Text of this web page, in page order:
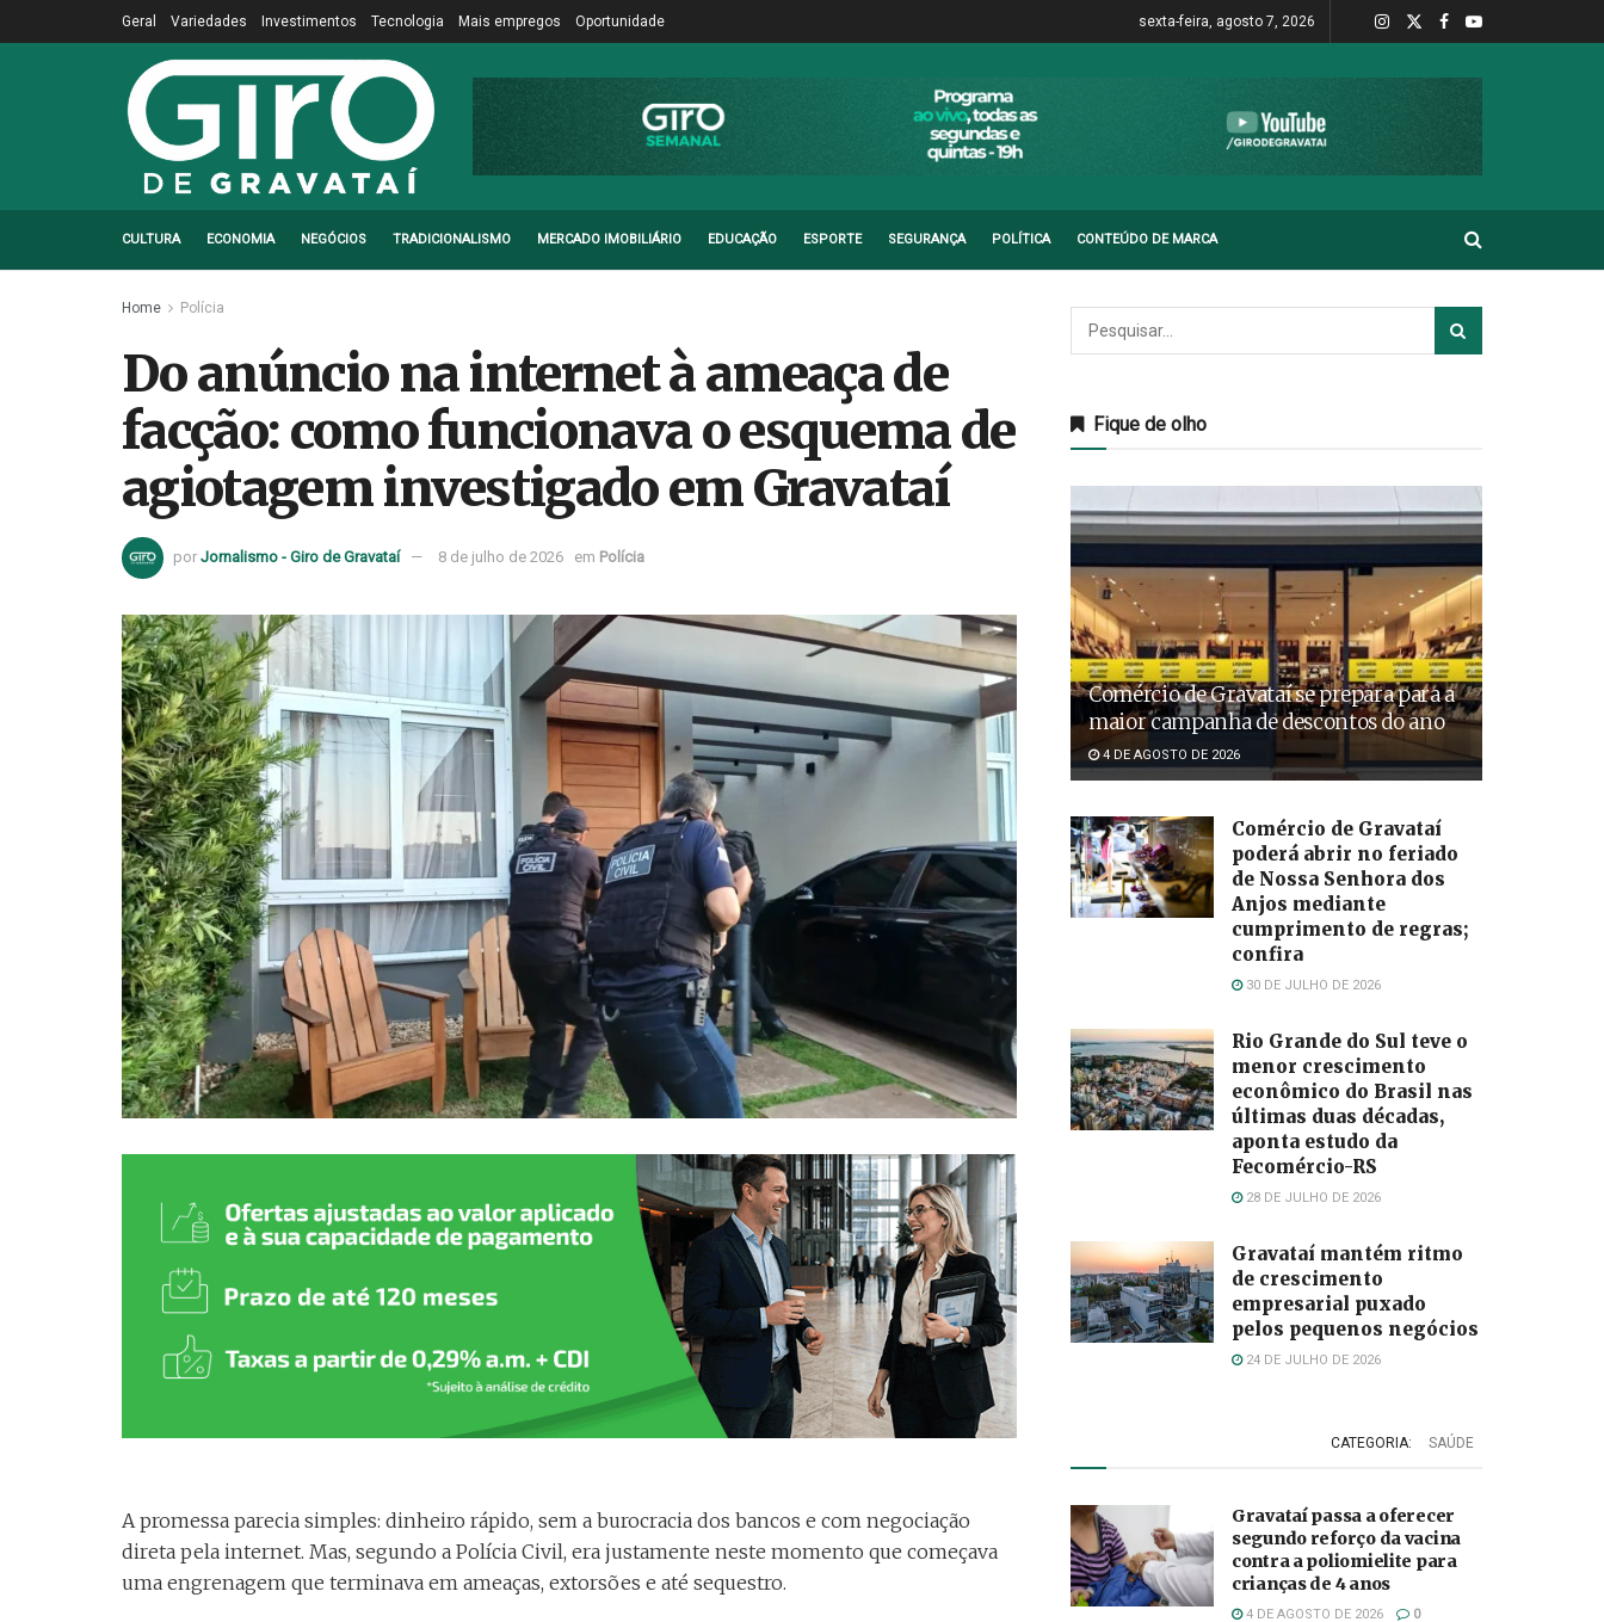
Geral Variedades Investimentos Tecnologia Mais empregos Oportunidade sexta-feira, agosto 7, 2026
CULTURA ECONOMIA NEGÓCIOS TRADICIONALISMO MERCADO IMOBILIÁRIO EDUCAÇÃO ESPORTE SEGURANÇA POLÍTICA CONTEÚDO DE MARCA
Home Polícia
Do anúncio na internet à ameaça de
facção: como funcionava o esquema de
agiotagem investigado em Gravataí
por Jornalismo - Giro de Gravataí 8 de julho de 2026 em Polícia
A promessa parecia simples: dinheiro rápido, sem a burocracia dos bancos e com negociação
direta pela internet. Mas, segundo a Polícia Civil, era justamente neste momento que começava
uma engrenagem que terminava em ameaças, extorsões e até sequestro.
Fique de olho
Comércio de Gravataí se prepara para a
maior campanha de descontos do ano
4 DE AGOSTO DE 2026
Comércio de Gravataí
poderá abrir no feriado
de Nossa Senhora dos
Anjos mediante
cumprimento de regras;
confira
30 DE JULHO DE 2026
Rio Grande do Sul teve o
menor crescimento
econômico do Brasil nas
últimas duas décadas,
aponta estudo da
Fecomércio-RS
28 DE JULHO DE 2026
Gravataí mantém ritmo
de crescimento
empresarial puxado
pelos pequenos negócios
24 DE JULHO DE 2026
CATEGORIA: SAÚDE
Gravataí passa a oferecer
segundo reforço da vacina
contra a poliomielite para
crianças de 4 anos
4 DE AGOSTO DE 2026 0